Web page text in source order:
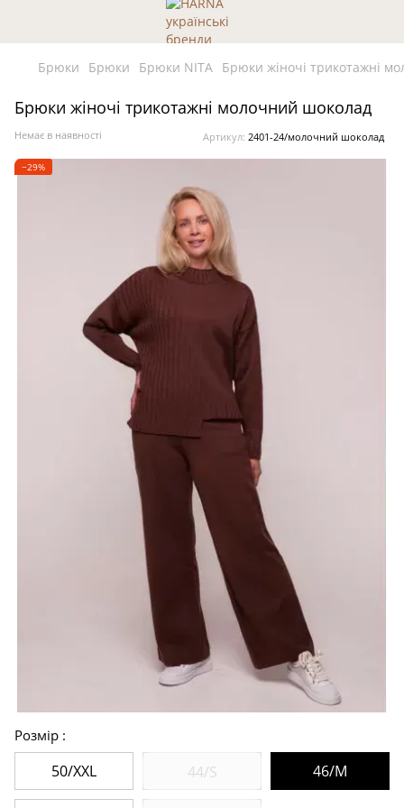
Брюки Брюки Брюки NITA Брюки жіночі трикотажні
Брюки жіночі трикотажні молочний шоколад
Немає в наявності Артикул: 2401-24/молочний шоколад
−29%
Розмір
50/XXL 44/S 46/M